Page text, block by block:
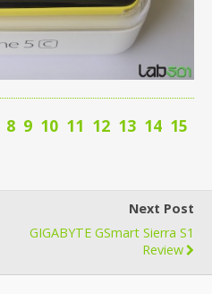
8 9 10 11 12 13 14 15
Next Post
GIGABYTE GSmart Sierra S1
Review